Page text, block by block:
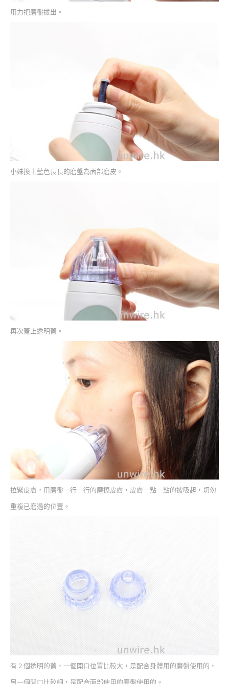
用力把磨盤拔出。
小妹換上藍色長長的磨盤為面部磨皮。
再次蓋上透明蓋。
拉緊皮膚，用磨盤一行一行的磨擦皮膚，皮膚一點一點的被吸起，切勿
重複已磨過的位置。
有 2 個透明的蓋，一個開口位置比較大，是配合身體用的磨盤使用的，
另一個開口比較細，是配合面部使用的磨盤使用的。